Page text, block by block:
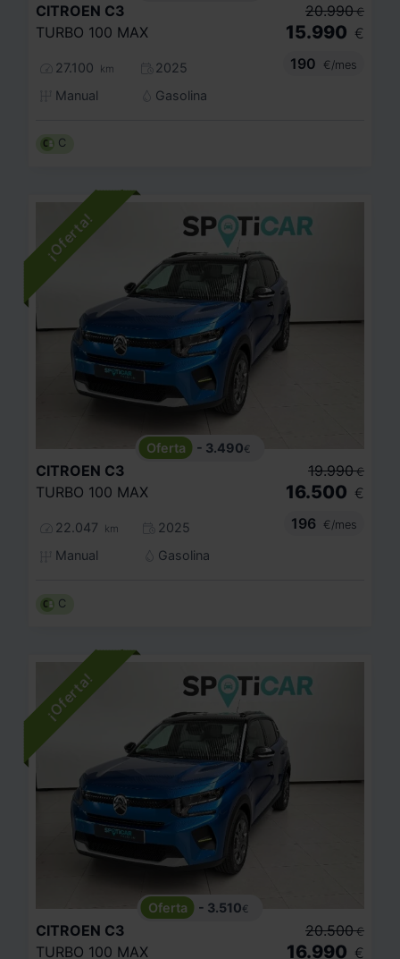
CITROEN C3
TURBO 100 MAX
27.100 km
2025
Manual
Gasolina
20.990 €
15.990 €
190
€/mes
C
- 3.490€
CITROEN C3
TURBO 100 MAX
22.047 km
2025
Manual
Gasolina
19.990 €
16.500 €
196
€/mes
C
- 3.510€
CITROEN C3
TURBO 100 MAX
20.500 €
16.990 €